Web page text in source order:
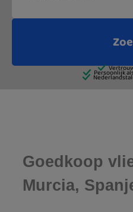
Goedkoop
Murcia,